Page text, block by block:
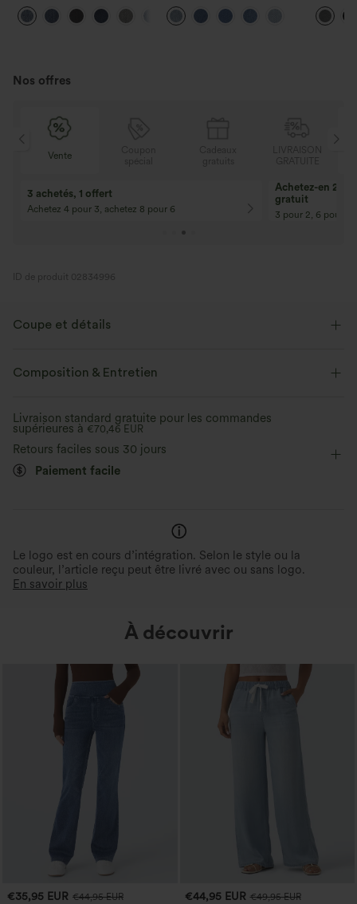
décontractés taille haute, effet
délavé, avec poches
à cordon de serrage, avec
poches
chinée à
fronces
poches
Nos offres
Vente
10% de réduction
Pour toute commande de 107,00 € et
plus ! Code : Aug2026
12% de réduction
Pour toute
plus ! Code :
ID de produit 02834996
Coupe et détails
Short intégré Taille plate
Taille haute Trapèze
Composition & Entretien
Livraison standard gratuite pour les commandes
supérieures à €70,46 EUR
Retours faciles sous 30 jours
Paiement facile
Le logo est en cours d’intégration. Selon le style ou la
couleur, l’article reçu peut être livré avec ou sans logo.
En savoir plus
À découvrir
€35,95 EUR €44,95 EUR
€44,95 EUR €49,95 EUR